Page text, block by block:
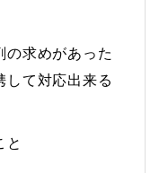
の求めがあった
して対応出来る
と